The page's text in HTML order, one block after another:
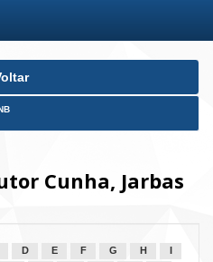
Cunha, Jarbas
D E F G H